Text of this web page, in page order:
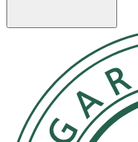
hälsa och utseende.
- Efter en grundlig
- Förvaras svalt och
solljus.